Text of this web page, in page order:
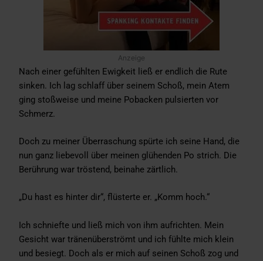
Anzeige
Nach einer gefühlten Ewigkeit ließ er endlich die Rute
sinken. Ich lag schlaff über seinem Schoß, mein Atem
ging stoßweise und meine Pobacken pulsierten vor
Schmerz.
Doch zu meiner Überraschung spürte ich seine Hand, die
nun ganz liebevoll über meinen glühenden Po strich. Die
Berührung war tröstend, beinahe zärtlich.
„Du hast es hinter dir“, flüsterte er. „Komm hoch.“
Ich schniefte und ließ mich von ihm aufrichten. Mein
Gesicht war tränenüberströmt und ich fühlte mich klein
und besiegt. Doch als er mich auf seinen Schoß zog und